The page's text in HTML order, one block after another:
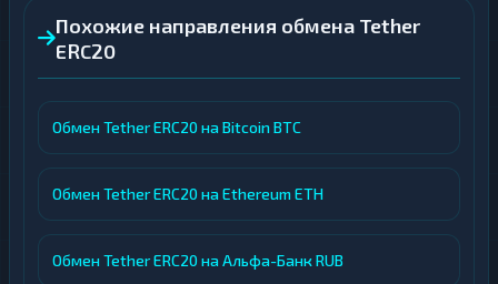
Похожие направления обмена Tether
ERC20
Обмен Tether ERC20 на Bitcoin BTC
Обмен Tether ERC20 на Ethereum ETH
Обмен Tether ERC20 на Альфа-Банк RUB